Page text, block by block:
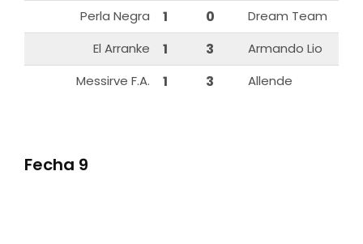
Perla Negra
1 0
Dream Team
El Arranke
1 3
Armando Lio
Messirve F.A.
1 3 Allende
Fecha 9